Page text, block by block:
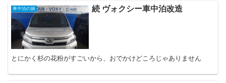
車中泊の旅 続 ヴォクシー車中泊改造
とにかく杉の花粉がすごいから、おでかけどころじゃありません